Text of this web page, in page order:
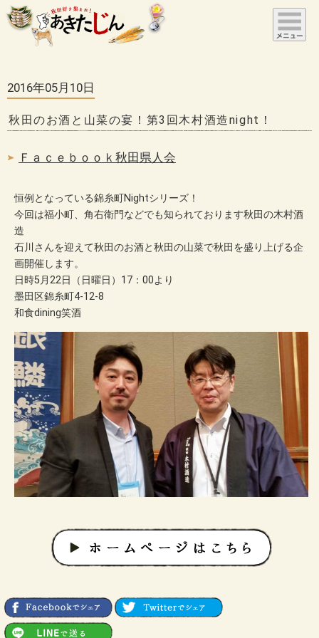
2016年05月10日
秋田のお酒と山菜の宴！第3回木村酒造night！
Ｆａｃｅｂｏｏｋ秋田県人会
恒例となっている錦糸町Nightシリーズ！
今回は福小町、角右衛門などでも知られております秋田の木村酒
造
石川さんを迎えて秋田のお酒と秋田の山菜で秋田を盛り上げる企
画開催します。
日時5月22日（日曜日）17：00より
墨田区錦糸町4-12-8
和食dining笑酒